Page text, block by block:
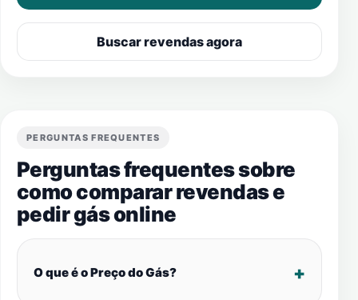
Buscar revendas agora
PERGUNTAS FREQUENTES
Perguntas frequentes sobre
como comparar revendas e
pedir gás online
O que é o Preço do Gás?